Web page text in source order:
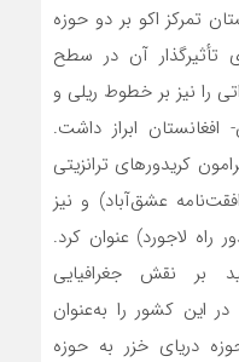
تمرکز اکو بر دو حوزه
تأثیرگذار آن در سطح
را نیز بر خطوط ریلی و
افغانستان ابراز داشت.
کریدورهای ترانزیتی
عشق‌آباد) و نیز
لاجورد) عنوان کرد.
بر نقش جغرافیایی
این کشور را به‌عنوان
دریای خزر به حوزه